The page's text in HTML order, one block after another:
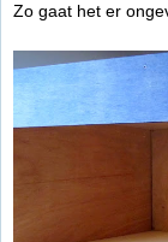
Zo gaat het er